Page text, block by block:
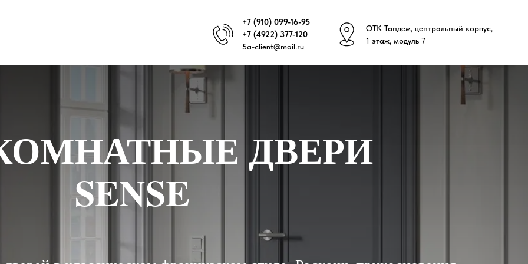
+7 (910) 099-16-95
+7 (4922) 377-120
5a-client@mail.ru
ОТК Тандем, центральный корпус,
1 этаж, модуль 7
ДВЕРИ
SENSE